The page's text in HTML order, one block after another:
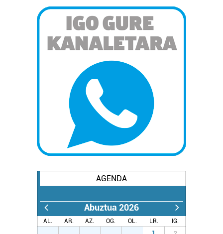
AGENDA
Abuztua 2026
AL. AR. AZ. OG. OL. LR.
IG.